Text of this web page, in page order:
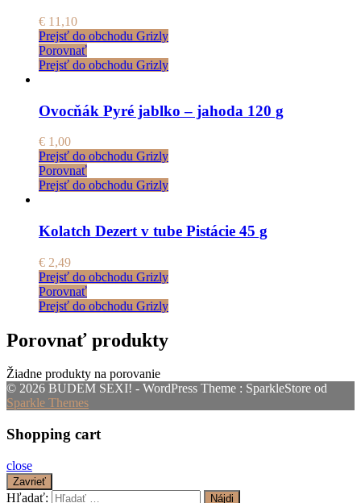
€ 11,10
Prejsť do obchodu Grizly
Porovnať
Prejsť do obchodu Grizly
Ovocňák Pyré jablko – jahoda 120 g
€ 1,00
Prejsť do obchodu Grizly
Porovnať
Prejsť do obchodu Grizly
Kolatch Dezert v tube Pistácie 45 g
€ 2,49
Prejsť do obchodu Grizly
Porovnať
Prejsť do obchodu Grizly
Porovnať produkty
Žiadne produkty na porovanie
© 2026 BUDEM SEXI! - WordPress Theme : SparkleStore od
Sparkle Themes
Shopping cart
close
Zavrieť
Hľadať: